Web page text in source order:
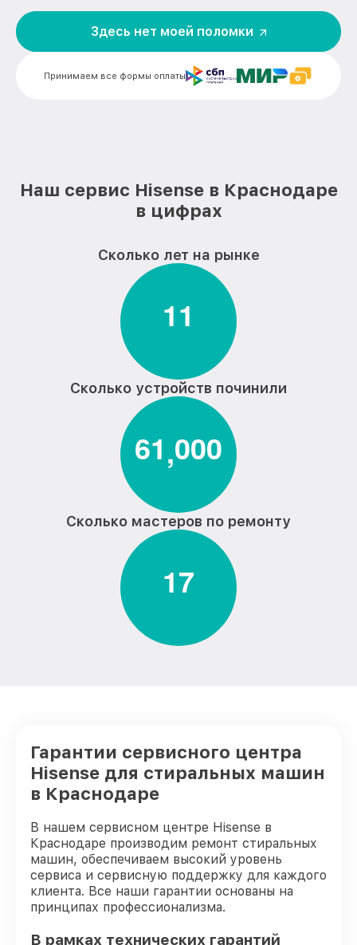
Ремонт или замена патрубка
стиральной машины Hisense
Замена мотора вентилятора сушки
стиральной машины Hisense
от 1600₽
Замена опоры бака стиральной машины
Замена селектора программ
стиральной машины Hisense
Замена шторок барабана стиральной
Замена пружин стиральной машины
Hisense
Замена верхнего противовеса
стиральной машины Hisense
Ремонт или замена дозатора моющих
средств стиральной машины Hisense
Ремонт/замена датчика температуры
стиральной машины Hisense
Замена мотора стиральной машины
Замена подшипников стиральной
Замена амортизаторов стиральной
Корпусный ремонт (замена резинок,
креплений, кнопок) стиральной машины
Hisense
от 850₽
(восстановление) стиральной машины
Hisense
Замена ТЭН стиральной машины Hisense
Замена блока управления стиральной
машины Hisense
Замена УБЛ стиральной машины Hisense от 1100₽
Принимаем все формы оплаты
Здесь нет моей поломки
Наш сервис Hisense в Краснодаре
в цифрах
Сколько лет на рынке
11
Сколько устройств починили
61,000
Сколько мастеров по ремонту
17
Гарантии сервисного центра
Hisense для стиральных машин
в Краснодаре
В нашем сервисном центре Hisense в
Краснодаре производим ремонт стиральных
машин, обеспечиваем высокий уровень
сервиса и сервисную поддержку для каждого
клиента. Все наши гарантии основаны на
принципах профессионализма.
В рамках технических гарантий